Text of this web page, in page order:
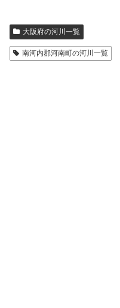
大阪府の河川一覧
南河内郡河南町の河川一覧